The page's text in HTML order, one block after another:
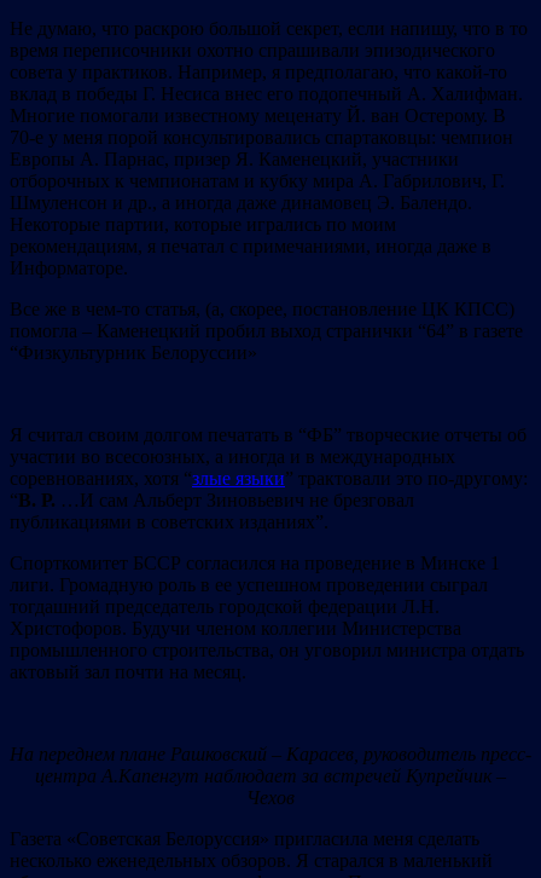
Не думаю, что раскрою большой секрет, если напишу, что в то
время переписочники охотно спрашивали эпизодического
совета у практиков. Например, я предполагаю, что какой-то
вклад в победы Г. Несиса внес его подопечный А. Халифман.
Многие помогали известному меценату Й. ван Остерому. В
70-е у меня порой консультировались спартаковцы: чемпион
Европы А. Парнас, призер Я. Каменецкий, участники
отборочных к чемпионатам и кубку мира А. Габрилович, Г.
Шмуленсон и др., а иногда даже динамовец Э. Балендо.
Некоторые партии, которые игрались по моим
рекомендациям, я печатал с примечаниями, иногда даже в
Информаторе.
Все же в чем-то статья, (а, скорее, постановление ЦК КПСС)
помогла – Каменецкий пробил выход странички “64” в газете
“Физкультурник Белоруссии»
Я считал своим долгом печатать в “ФБ” творческие отчеты об
участии во всесоюзных, а иногда и в международных
соревнованиях, хотя “злые языки” трактовали это по-другому:
“В. Р. …И сам Альберт Зиновьевич не брезговал
публикациями в советских изданиях”.
Спорткомитет БССР согласился на проведение в Минске 1
лиги. Громадную роль в ее успешном проведении сыграл
тогдашний председатель городской федерации Л.Н.
Христофоров. Будучи членом коллегии Министерства
промышленного строительства, он уговорил министра отдать
актовый зал почти на месяц.
На переднем плане Рашковский – Карасев, руководитель пресс-
центра А.Капенгут наблюдает за встречей Купрейчик –
Чехов
Газета «Советская Белоруссия» пригласила меня сделать
несколько еженедельных обзоров. Я старался в маленький